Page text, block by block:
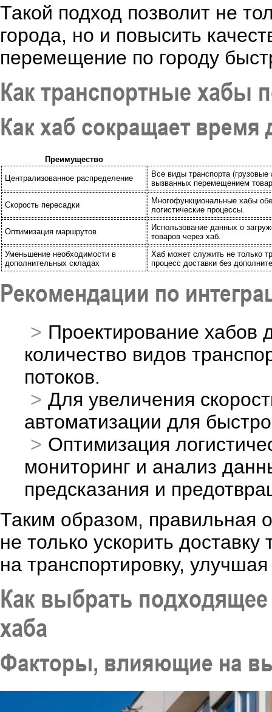
Такой подход позволит не
города, но и повысить
перемещение по городу
Как транспортные хабы
Как хаб сокращает время
Преимущество
Централизованное распределение
Все виды транспорта
вызванных перемещением
Скорость пересадки
Многофункциональные хабы
логистические процессы.
Оптимизация маршрутов
Использование данных о
товаров через хаб.
Уменьшение необходимости в
дополнительных складах
Хаб может служить не только
процесс доставки без
Рекомендации по
Проектирование хабов
количество видов
потоков.
Для увеличения
автоматизации для
Оптимизация
мониторинг и анализ
предсказания и
Таким образом, правильная
не только ускорить
на транспортировку,
Как выбрать
хаба
Факторы, влияющие на